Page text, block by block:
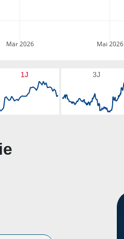
Mär 2026 Mai 2026
1J 3J